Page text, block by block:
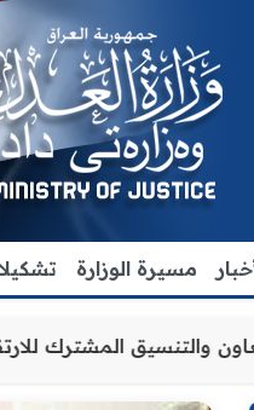
مسيرة الوزارة
التعاون والتنسيق